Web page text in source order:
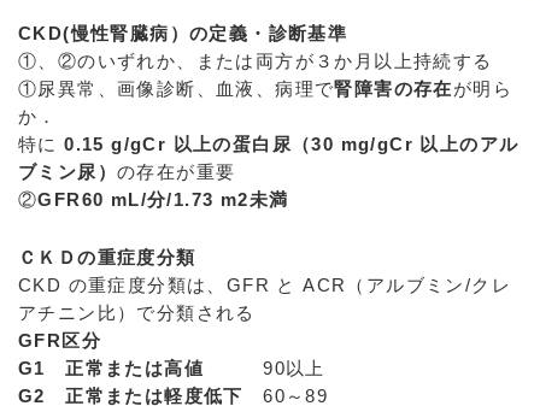
CKD(慢性腎臓病）の定義・診断基準
①、②のいずれか、または両方が３か月以上持続する
①尿異常、画像診断、血液、病理で腎障害の存在が明ら
か．
特に0.15 g/gCr 以上の蛋白尿（30 mg/gCr 以上のアル
ブミン尿） の存在が重要
②GFR60 mL/分/1.73 m2未満
ＣＫＤの重症度分類
CKD の重症度分類は、GFR と ACR（アルブミン/クレ
アチニン比）で分類される
GFR区分
G1 正常または高値 90以上
G2 正常または軽度低下
60～89